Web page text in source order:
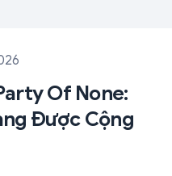
Of None:
Được Cộng